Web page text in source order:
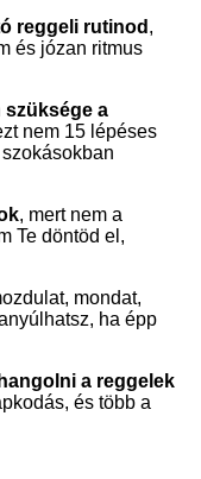
reggeli rutinod ,
és józan ritmus
szüksége a
nem 15 lépéses
, mert nem a
Te döntöd el,
mondat,
ha épp
a reggelek
és több a